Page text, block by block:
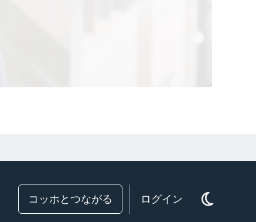
コッホとつながる ログイン